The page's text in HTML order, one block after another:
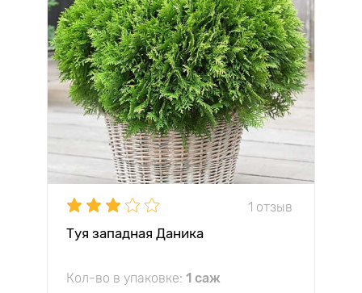
1 отзыв
Туя западная Даника
Кол-во в упаковке: 1 саж